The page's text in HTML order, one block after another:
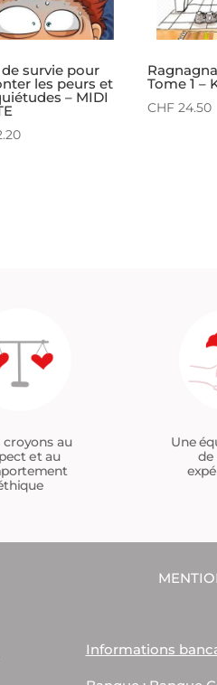
survie pour
les peurs et
– MIDI
Tome 1 –
CHF24.50
croyons au
et au
Une
de
Informations